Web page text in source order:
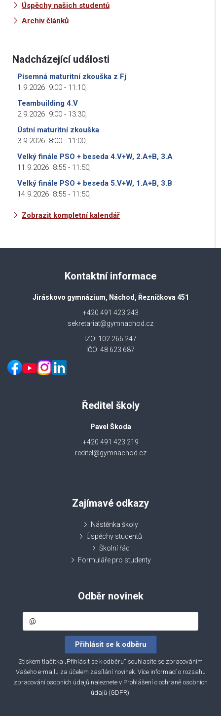
Úspěchy našich studentů
Archiv článků
Nadcházející události
Písemná maturitní zkouška z Fj
1.9.2026 9:00 - 11:10
Teambuilding 4.V
2.9.2026 9:00 - 13:30
Ústní maturitní zkouška
3.9.2026 8:00 - 11:00
Velký finále PSO + beseda 4.V+W, 2.A+B, 3.A
11.9.2026 8:55 - 11:50
Velký finále PSO + beseda 5.V+W, 1.A+B, 3.B
14.9.2026 8:55 - 11:50
Zobrazit kompletní kalendář
Kontaktní informace
Jiráskovo gymnázium, Náchod, Řezníčkova 451
+420 491 423 243
sekretariat@gymnachod.cz
IZO: 102 266 247
IČO: 48 623 687
Ředitel školy
Pavel Škoda
+420 491 423 219
reditel@gymnachod.cz
Zajímavé odkazy
Nástěnka školy
Úspěchy studentů
Školní řád
Formuláře pro studenty
Odběr novinek
Stiskem tlačítka „Přihlásit se k odběru“ souhlasíte se zpracováním
Vašeho e-mailu za účelem zasílání novinek. Více informací o rozsahu
zpracování osobních údajů naleznete v Prohlášení o ochraně osobních
údajů (GDPR).